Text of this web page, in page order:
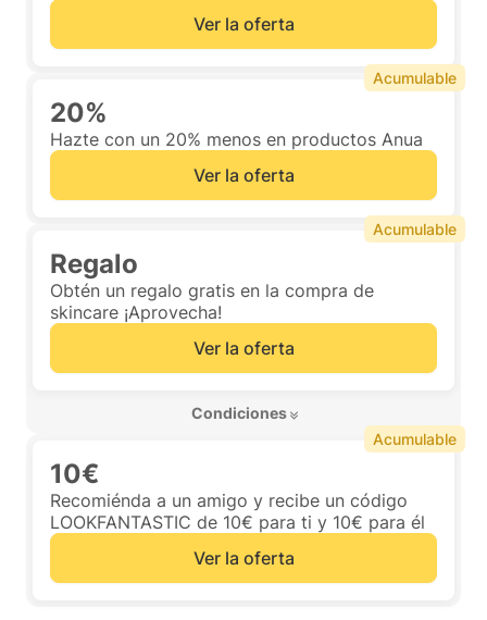
Ver la oferta
20%
Hazte con un 20% menos en productos Anua
Ver la oferta
Acumulable
Regalo
Obtén un regalo gratis en la compra de
skincare ¡Aprovecha!
Ver la oferta
Condiciones
Acumulable
10€
Recomiénda a un amigo y recibe un código
LOOKFANTASTIC de 10€ para ti y 10€ para él
Ver la oferta
Acumulable